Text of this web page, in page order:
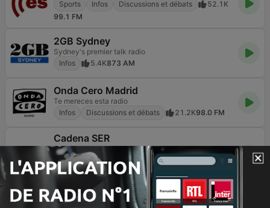
Sports Infos Discussions et débats
52.1K
99.1 FM
2GB Sydney
Sydney's premier talk radio
Infos
5.4K873 AM
Onda Cero Madrid
Te mereces esta radio
Infos
Discussions et débats 21.2K98.0 FM
Cadena SER
El poder de la voz
Sports
Infos Discussions et débats
47K
105.4 FM
Blu Radio